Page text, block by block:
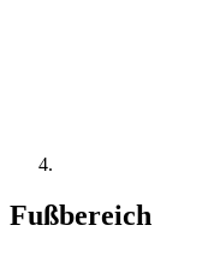
Fußbereich